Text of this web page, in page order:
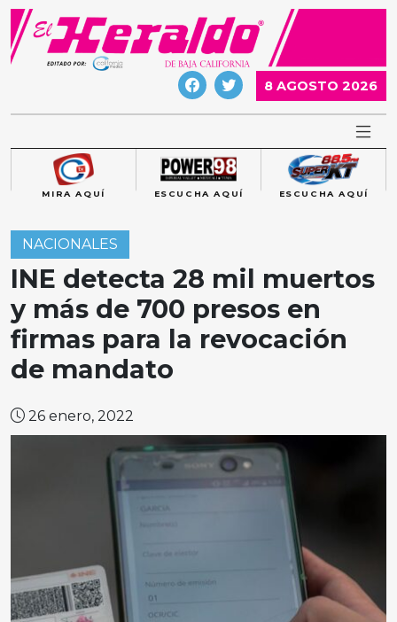
Skip
content
8 AGOSTO 2026
MIRA AQUÍ ESCUCHA AQUÍ ESCUCHA AQUÍ
NACIONALES
INE detecta 28 mil muertos
y más de 700 presos en
firmas para la revocación
de mandato
26 enero, 2022